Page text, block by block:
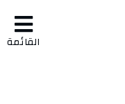
القائمة